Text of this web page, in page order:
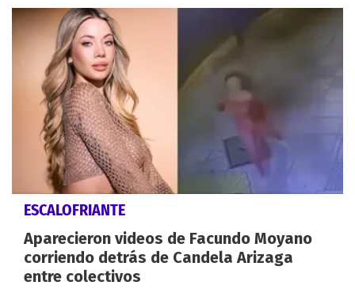
ESCALOFRIANTE
Aparecieron videos de Facundo Moyano
corriendo detrás de Candela Arizaga
entre colectivos